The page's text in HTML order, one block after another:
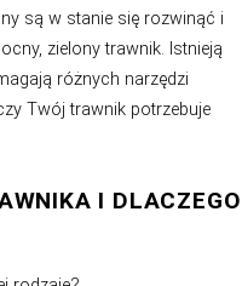
pielęgnacyjny, który
przepuszczalności
trawy do
rośliny są w stanie
na mocny, zielony
wymagają różnych